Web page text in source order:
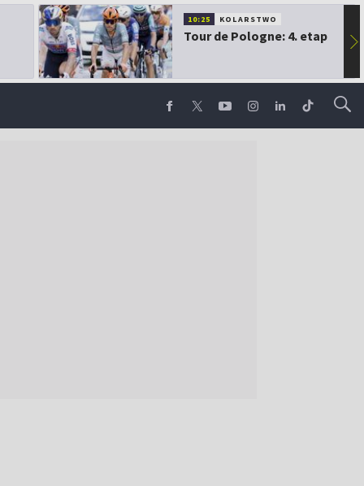
10:25 KOLARSTWO
Tour de Pologne: 4. etap ▶